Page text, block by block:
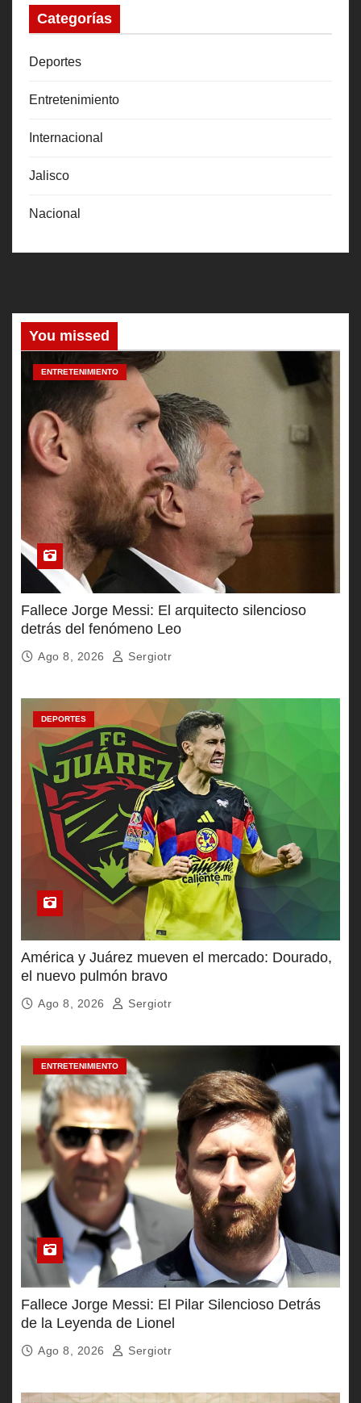
Categorías
Deportes
Entretenimiento
Internacional
Jalisco
Nacional
You missed
ENTRETENIMIENTO
Fallece Jorge Messi: El arquitecto silencioso
detrás del fenómeno Leo
Ago 8, 2026 Sergiotr
DEPORTES
América y Juárez mueven el mercado: Dourado,
el nuevo pulmón bravo
Ago 8, 2026 Sergiotr
ENTRETENIMIENTO
Fallece Jorge Messi: El Pilar Silencioso Detrás
de la Leyenda de Lionel
Ago 8, 2026 Sergiotr